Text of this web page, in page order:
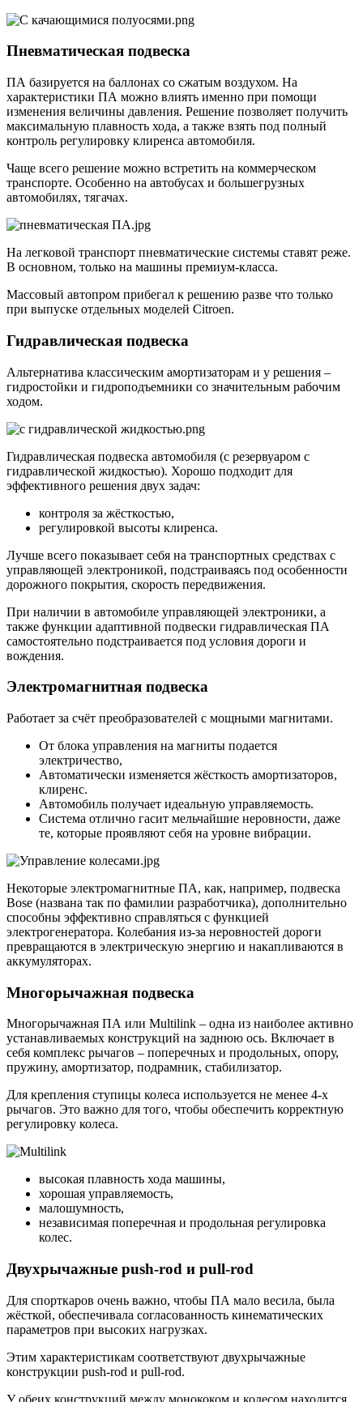
Пневматическая подвеска
ПА базируется на баллонах со сжатым воздухом. На
характеристики ПА можно влиять именно при помощи
изменения величины давления. Решение позволяет получить
максимальную плавность хода, а также взять под полный
контроль регулировку клиренса автомобиля.
Чаще всего решение можно встретить на коммерческом
транспорте. Особенно на автобусах и большегрузных
автомобилях, тягачах.
На легковой транспорт пневматические системы ставят реже.
В основном, только на машины премиум-класса.
Массовый автопром прибегал к решению разве что только
при выпуске отдельных моделей Citroen.
Гидравлическая подвеска
Альтернатива классическим амортизаторам и у решения –
гидростойки и гидроподъемники со значительным рабочим
ходом.
Гидравлическая подвеска автомобиля (с резервуаром с
гидравлической жидкостью). Хорошо подходит для
эффективного решения двух задач:
контроля за жёсткостью,
регулировкой высоты клиренса.
Лучше всего показывает себя на транспортных средствах с
управляющей электроникой, подстраиваясь под особенности
дорожного покрытия, скорость передвижения.
При наличии в автомобиле управляющей электроники, а
также функции адаптивной подвески гидравлическая ПА
самостоятельно подстраивается под условия дороги и
вождения.
Электромагнитная подвеска
Работает за счёт преобразователей с мощными магнитами.
От блока управления на магниты подается
электричество,
Автоматически изменяется жёсткость амортизаторов,
клиренс.
Автомобиль получает идеальную управляемость.
Система отлично гасит мельчайшие неровности, даже
те, которые проявляют себя на уровне вибрации.
Некоторые электромагнитные ПА, как, например, подвеска
Bose (названа так по фамилии разработчика), дополнительно
способны эффективно справляться с функцией
электрогенератора. Колебания из-за неровностей дороги
превращаются в электрическую энергию и накапливаются в
аккумуляторах.
Многорычажная подвеска
Многорычажная ПА или Multilink – одна из наиболее активно
устанавливаемых конструкций на заднюю ось. Включает в
себя комплекс рычагов – поперечных и продольных, опору,
пружину, амортизатор, подрамник, стабилизатор.
Для крепления ступицы колеса используется не менее 4-х
рычагов. Это важно для того, чтобы обеспечить корректную
регулировку колеса.
высокая плавность хода машины,
хорошая управляемость,
малошумность,
независимая поперечная и продольная регулировка
колес.
Двухрычажные push-rod и pull-rod
Для спорткаров очень важно, чтобы ПА мало весила, была
жёсткой, обеспечивала согласованность кинематических
параметров при высоких нагрузках.
Этим характеристикам соответствуют двухрычажные
конструкции push-rod и pull-rod.
У обеих конструкций между монококом и колесом находится